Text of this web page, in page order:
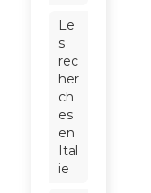
Le
s
rec
her
ch
es
en
Ital
ie